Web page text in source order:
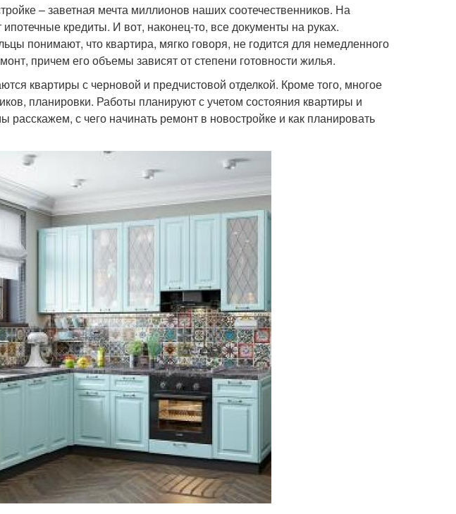
– заветная мечта миллионов наших соотечественников. На
кредиты. И вот, наконец-то, все документы на руках.
понимают, что квартира, мягко говоря, не годится для немедленного
причем его объемы зависят от степени готовности жилья.
квартиры с черновой и предчистовой отделкой. Кроме того, многое
планировки. Работы планируют с учетом состояния квартиры и
расскажем, с чего начинать ремонт в новостройке и как планировать